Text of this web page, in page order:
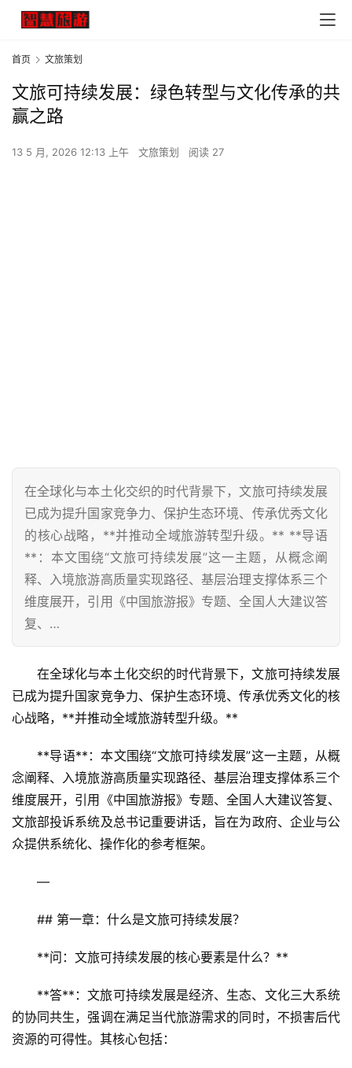
首页 文旅策划
文旅可持续发展：绿色转型与文化传承的共
赢之路
13 5 月, 2026 12:13 上午 文旅策划 阅读 27
在全球化与本土化交织的时代背景下，文旅可持续发展
已成为提升国家竞争力、保护生态环境、传承优秀文化
的核心战略，**并推动全域旅游转型升级。** **导语
**：本文围绕“文旅可持续发展”这一主题，从概念阐
释、入境旅游高质量实现路径、基层治理支撑体系三个
维度展开，引用《中国旅游报》专题、全国人大建议答
复、…
在全球化与本土化交织的时代背景下，文旅可持续发展
已成为提升国家竞争力、保护生态环境、传承优秀文化的核
心战略，**并推动全域旅游转型升级。**
**导语**：本文围绕“文旅可持续发展”这一主题，从概
念阐释、入境旅游高质量实现路径、基层治理支撑体系三个
维度展开，引用《中国旅游报》专题、全国人大建议答复、
文旅部投诉系统及总书记重要讲话，旨在为政府、企业与公
众提供系统化、操作化的参考框架。
—
## 第一章：什么是文旅可持续发展？
**问：文旅可持续发展的核心要素是什么？**
**答**：文旅可持续发展是经济、生态、文化三大系统
的协同共生，强调在满足当代旅游需求的同时，不损害后代
资源的可得性。其核心包括：